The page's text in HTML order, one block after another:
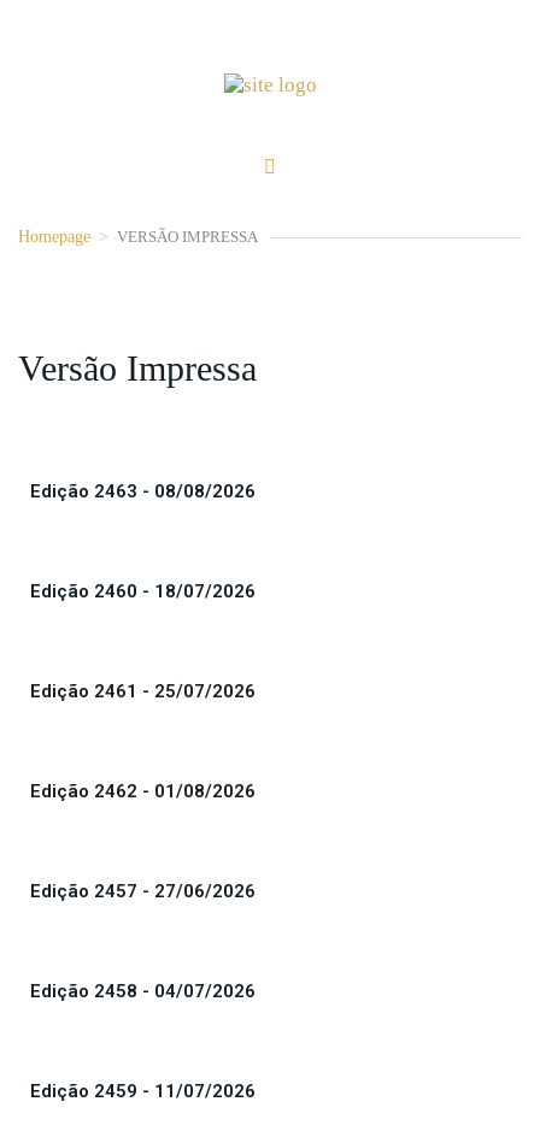
Homepage > VERSÃO IMPRESSA
Versão Impressa
Edição 2463 - 08/08/2026
Edição 2460 - 18/07/2026
Edição 2461 - 25/07/2026
Edição 2462 - 01/08/2026
Edição 2457 - 27/06/2026
Edição 2458 - 04/07/2026
Edição 2459 - 11/07/2026